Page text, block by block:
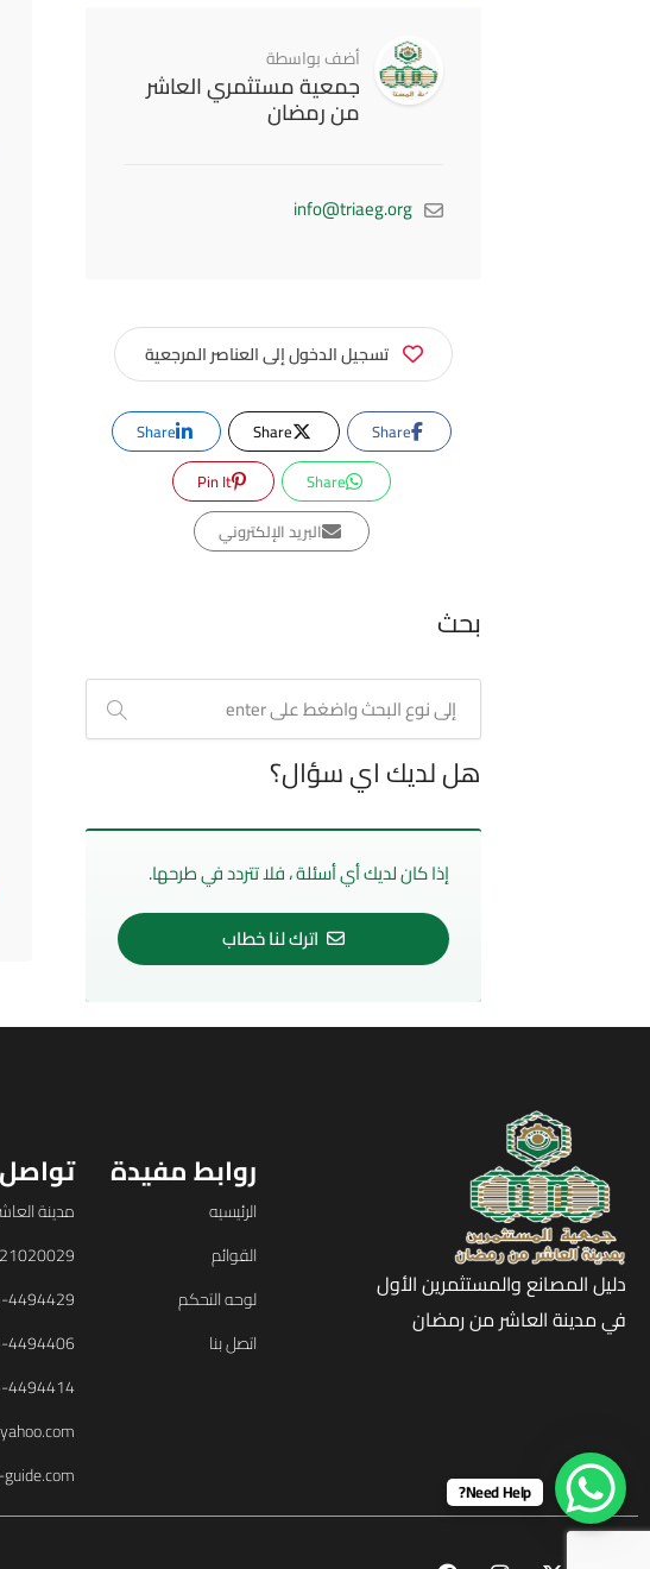
أضف بواسطة
جمعية مستثمري العاشر
من رمضان
info@triaeg.org
تسجيل الدخول إلى العناصر المرجعية
Share
Share
Share
Share
Pin It
البريد الإلكتروني
بحث
هل لديك اي سؤال؟
إذا كان لديك أي أسئلة ، فلا تتردد في طرحها.
اترك لنا خطاب
دليل المصانع والمستثمرين الأول
في مدينة العاشر من رمضان
روابط مفيدة
الرئيسيه
القوائم
لوحه التحكم
اتصل بنا
مدينة
4494429
4494406
4494414
Need Help?